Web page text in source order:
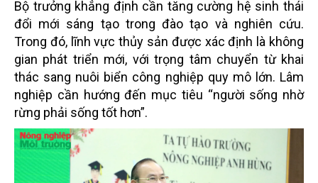
Bộ trưởng khẳng định cần tăng cường hệ sinh thái
đổi mới sáng tạo trong đào tạo và nghiên cứu.
Trong đó, lĩnh vực thủy sản được xác định là không
gian phát triển mới, với trọng tâm chuyển từ khai
thác sang nuôi biển công nghiệp quy mô lớn. Lâm
nghiệp cần hướng đến mục tiêu “người sống nhờ
rừng phải sống tốt hơn”.